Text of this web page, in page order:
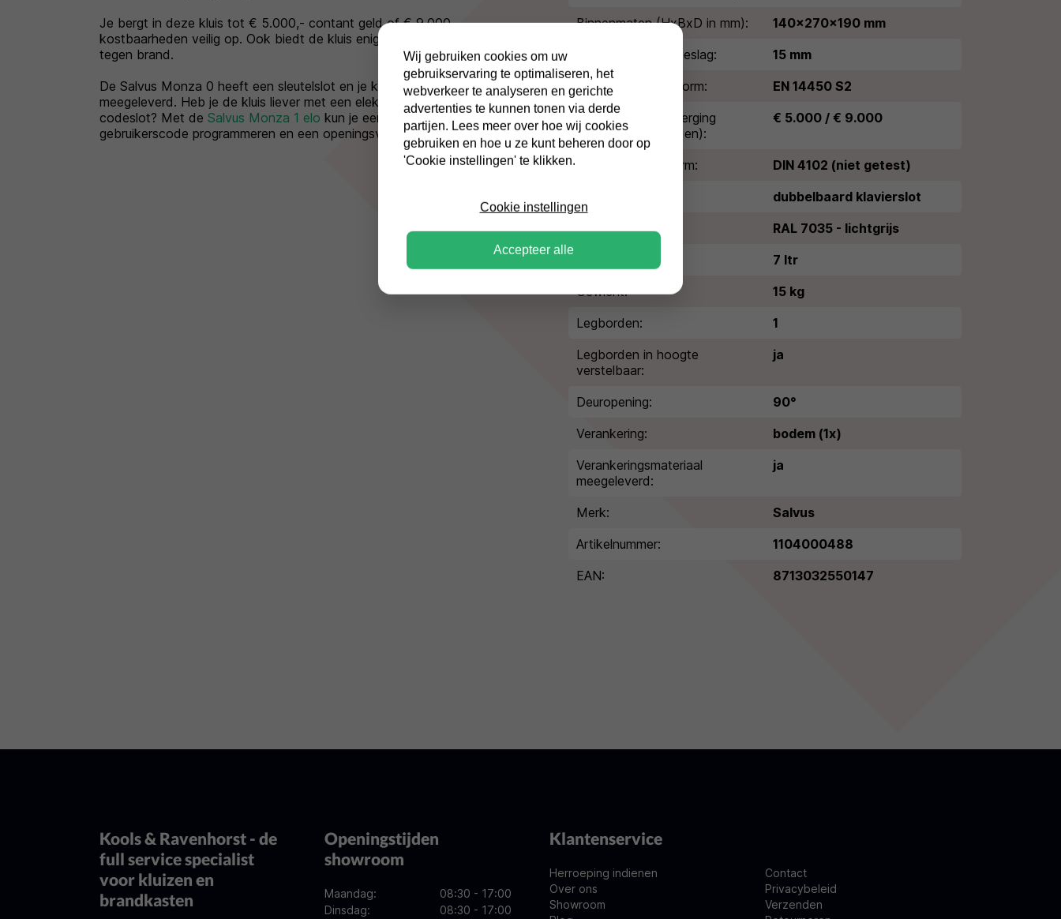
Je bergt in deze kluis tot € 5.000,- contant geld of € 9.000,-
kostbaarheden veilig op. Ook biedt de kluis enige bescherming
tegen brand.
De Salvus Monza 0 heeft een sleutelslot en je krijgt twee sleutels
meegeleverd. Heb je de kluis liever met een elektronische
codeslot? Met de Salvus Monza 1 elo kun je een mastercode en
gebruikerscode programmeren en een openingsvertraging instellen.
Binnenmaten (HxBxD in mm):
140x270x190 mm
Extra diepte kluisbeslag:
15 mm
Inbraakwerende norm:
EN 14450 S2
Indicatie waardeberging
(geld/kostbaarheden):
€ 5.000 / € 9.000
Brandwerende norm:
DIN 4102 (niet getest)
dubbelbaard klavierslot
Kleur/afwerking:
RAL 7035 - lichtgrijs
7 ltr
Gewicht:
15 kg
Legborden:
1
Legborden in hoogte
verstelbaar:
ja
Deuropening:
90°
Verankering:
bodem (1x)
Verankeringsmateriaal
meegeleverd:
ja
Merk:
Salvus
Artikelnummer:
1104000488
EAN:
8713032550147
Kools & Ravenhorst - de
full service specialist
voor kluizen en
brandkasten
Openingstijden
showroom
Maandag:
08:30 - 17:00
Dinsdag:
08:30 - 17:00
Klantenservice
Herroeping indienen
Over ons
Showroom
Contact
Privacybeleid
Verzenden
Wij gebruiken cookies om uw
gebruikservaring te optimaliseren, het
webverkeer te analyseren en gerichte
advertenties te kunnen tonen via derde
partijen. Lees meer over hoe wij cookies
gebruiken en hoe u ze kunt beheren door op
'Cookie instellingen' te klikken.
Cookie instellingen
Accepteer alle